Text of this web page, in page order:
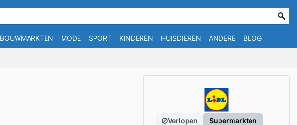
BOUWMARKTEN MODE SPORT KINDEREN HUISDIEREN ANDERE BLOG
Verlopen Supermarkten